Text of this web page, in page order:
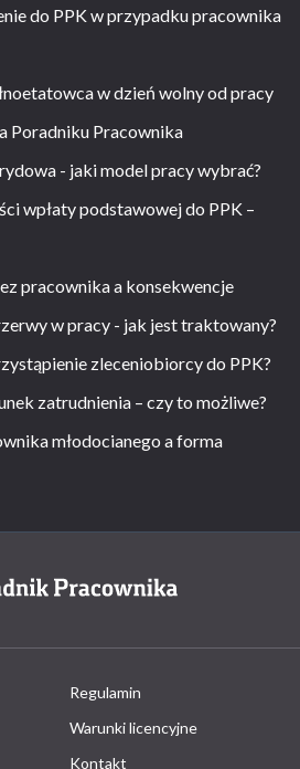
do PPK w przypadku pracownika
w dzień wolny od pracy
Poradniku Pracownika
- jaki model pracy wybrać?
wpłaty podstawowej do PPK –
pracownika a konsekwencje
w pracy - jak jest traktowany?
zleceniobiorcy do PPK?
zatrudnienia – czy to możliwe?
młodocianego a forma
Regulamin
Warunki licencyjne
Kontakt